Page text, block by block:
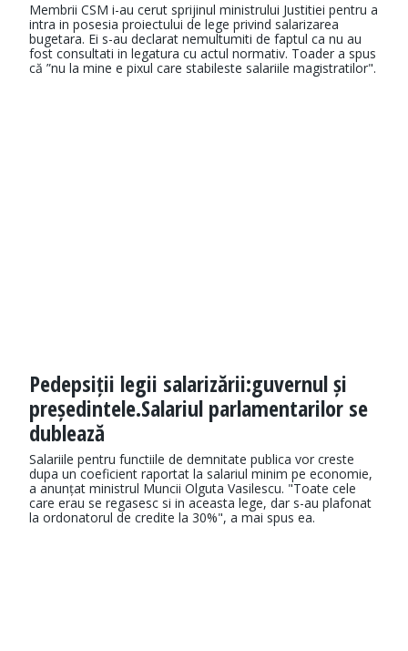
Membrii CSM i-au cerut sprijinul ministrului Justitiei pentru a
intra in posesia proiectului de lege privind salarizarea
bugetara. Ei s-au declarat nemultumiti de faptul ca nu au
fost consultati in legatura cu actul normativ. Toader a spus
că ”nu la mine e pixul care stabileste salariile magistratilor".
Pedepsiții legii salarizării:guvernul și
președintele.Salariul parlamentarilor se
dublează
Salariile pentru functiile de demnitate publica vor creste
dupa un coeficient raportat la salariul minim pe economie,
a anunțat ministrul Muncii Olguta Vasilescu. "Toate cele
care erau se regasesc si in aceasta lege, dar s-au plafonat
la ordonatorul de credite la 30%", a mai spus ea.